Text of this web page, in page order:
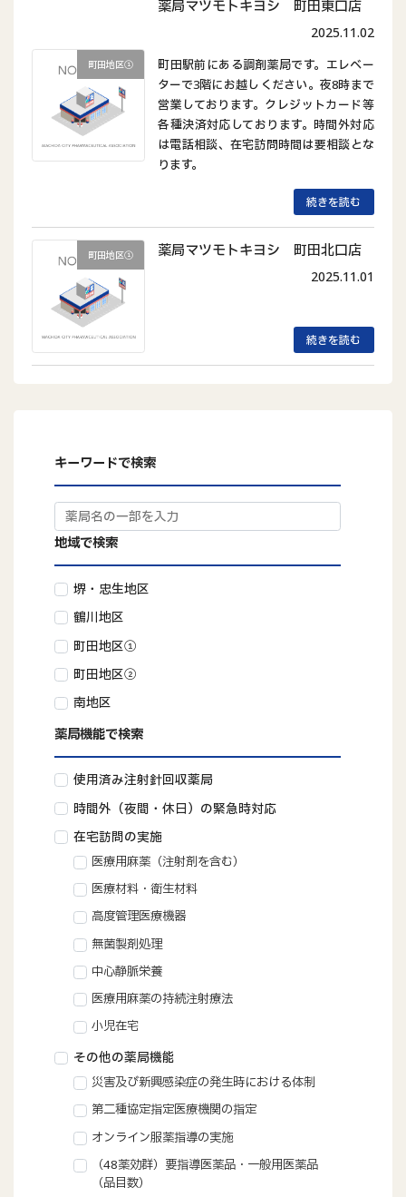
町田地区①
薬局マツモトキヨシ 町田東口店
2025.11.02
町田駅前にある調剤薬局です。エレベー
ターで3階にお越しください。夜8時まで
営業しております。クレジットカード等
各種決済対応しております。時間外対応
は電話相談、在宅訪問時間は要相談とな
ります。
続きを読む
町田地区① 薬局マツモトキヨシ 町田北口店
2025.11.01
続きを読む
キーワードで検索
地域で検索
堺・忠生地区
鶴川地区
町田地区①
町田地区②
南地区
薬局機能で検索
使用済み注射針回収薬局
時間外（夜間・休日）の緊急時対応
在宅訪問の実施
医療用麻薬（注射剤を含む）
医療材料・衛生材料
高度管理医療機器
無菌製剤処理
中心静脈栄養
医療用麻薬の持続注射療法
小児在宅
その他の薬局機能
災害及び新興感染症の発生時における体制
第二種協定指定医療機関の指定
オンライン服薬指導の実施
（48薬効群）要指導医薬品・一般用医薬品
（品目数）